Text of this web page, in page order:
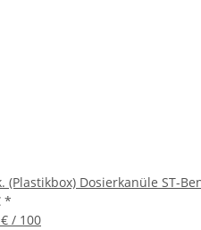
(Plastikbox) Dosierkanüle ST-
*
/ 100